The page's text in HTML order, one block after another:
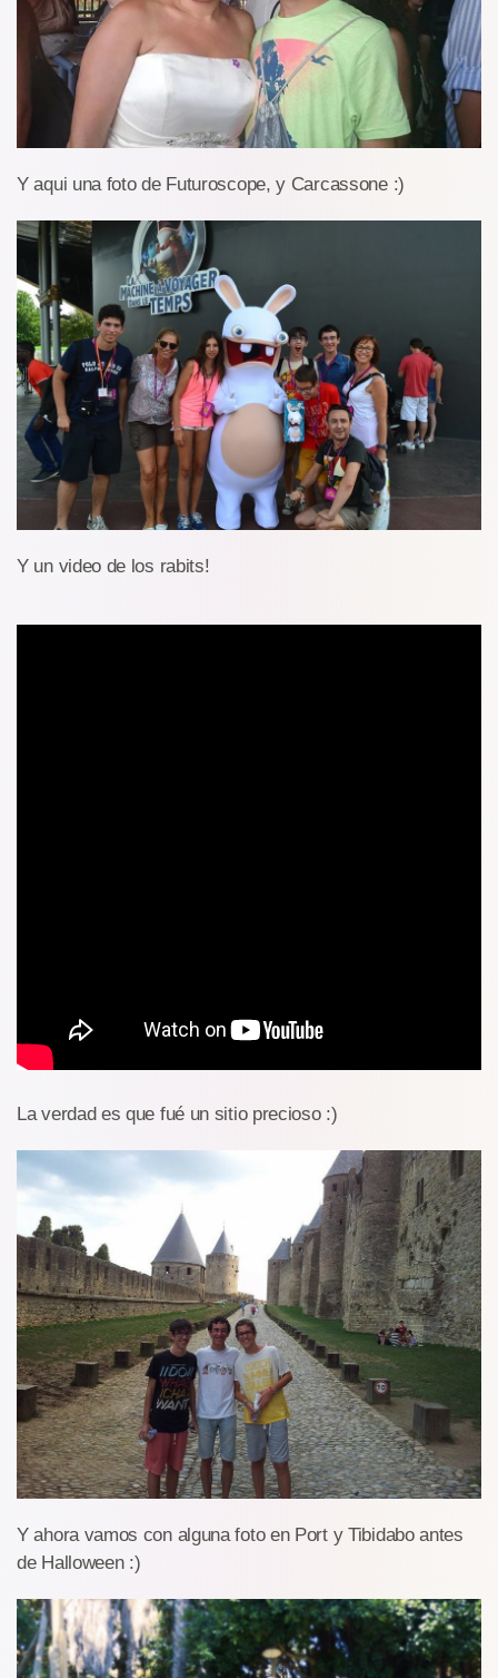
Y aqui una foto de Futuroscope, y Carcassone :)
Y un video de los rabits!
La verdad es que fué un sitio precioso :)
Y ahora vamos con alguna foto en Port y Tibidabo antes
de Halloween :)